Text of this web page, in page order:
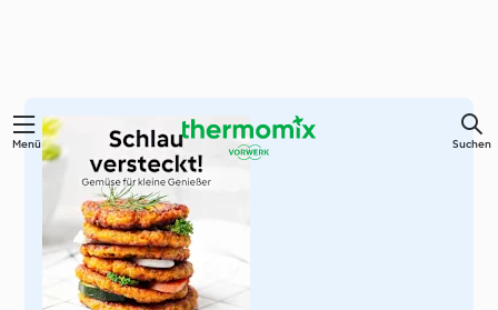
Zum
Hauptinhalt
Menü Suchen